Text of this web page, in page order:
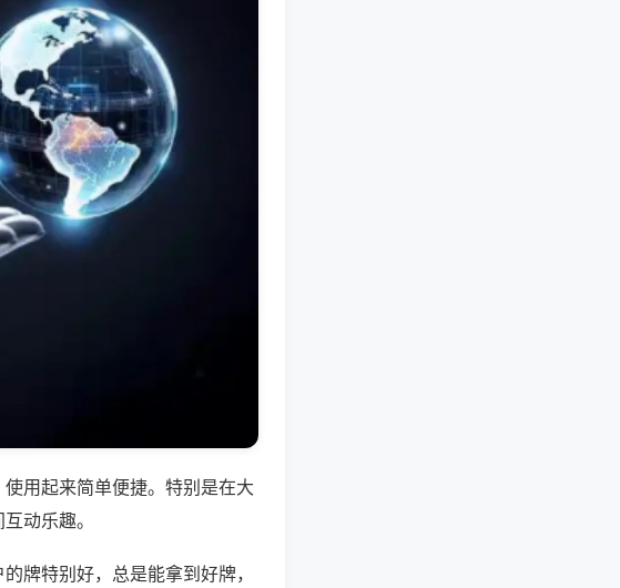
用起来简单便捷。特别是在大
动乐趣。
牌特别好，总是能拿到好牌，